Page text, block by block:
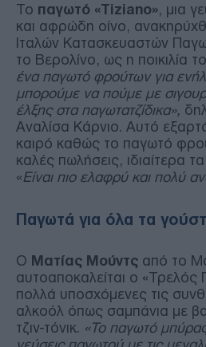
Το παγωτό «Tiziano», μια
και αφρώδη οίνο,
Ιταλών Κατασκευαστών
το Βερολίνο, ως η ποικιλία
ένα παγωτό φρούτων για
μπορούμε να πούμε με
έλξης στα παγωτατζίδικα»,
Αναλίσα Κάρνιο. Αυτό
καιρό καθώς το παγωτό
καλές πωλήσεις, ιδιαίτερα
«Είναι πιο ελαφρύ και πολύ
Παγωτά για όλα τα
Ο Ματίας Μούντς από το
αυτοαποκαλείται ο
πολλά υποσχόμενες τις
αλκοόλ όπως σαμπάνια με
τζιν-τόνικ. «Το παγωτό μπύρας